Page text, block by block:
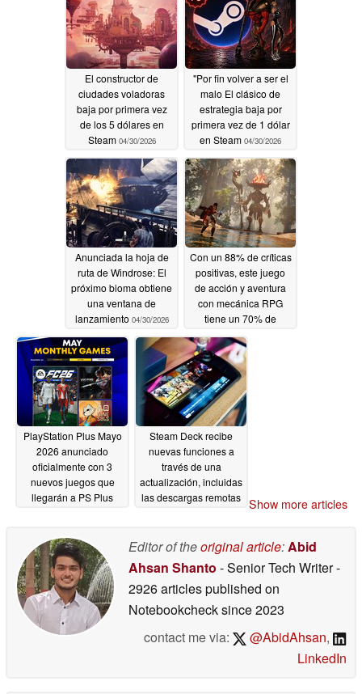
El constructor de
ciudades voladoras
baja por primera vez
de los 5 dólares en
Steam 04/30/2026
"Por fin volver a ser el
malo El clásico de
estrategia baja por
primera vez de 1 dólar
en Steam 04/30/2026
Anunciada la hoja de
ruta de Windrose: El
próximo bioma obtiene
una ventana de
lanzamiento 04/30/2026
Con un 88% de críticas
positivas, este juego
de acción y aventura
con mecánica RPG
tiene un 70% de
descuento en Steam
04/30/2026
PlayStation Plus Mayo
2026 anunciado
oficialmente con 3
nuevos juegos que
llegarán a PS Plus
Steam Deck recibe
nuevas funciones a
través de una
actualización, incluidas
las descargas remotas Show more articles
Editor of theoriginal article:Abid
Ahsan Shanto - Senior Tech Writer-
2926 articles published on
Notebookchecksince 2023
contact me via:
@AbidAhsan,
LinkedIn